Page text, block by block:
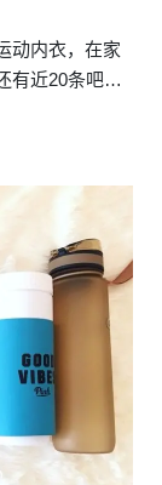
动内衣，在家
有近20条吧…